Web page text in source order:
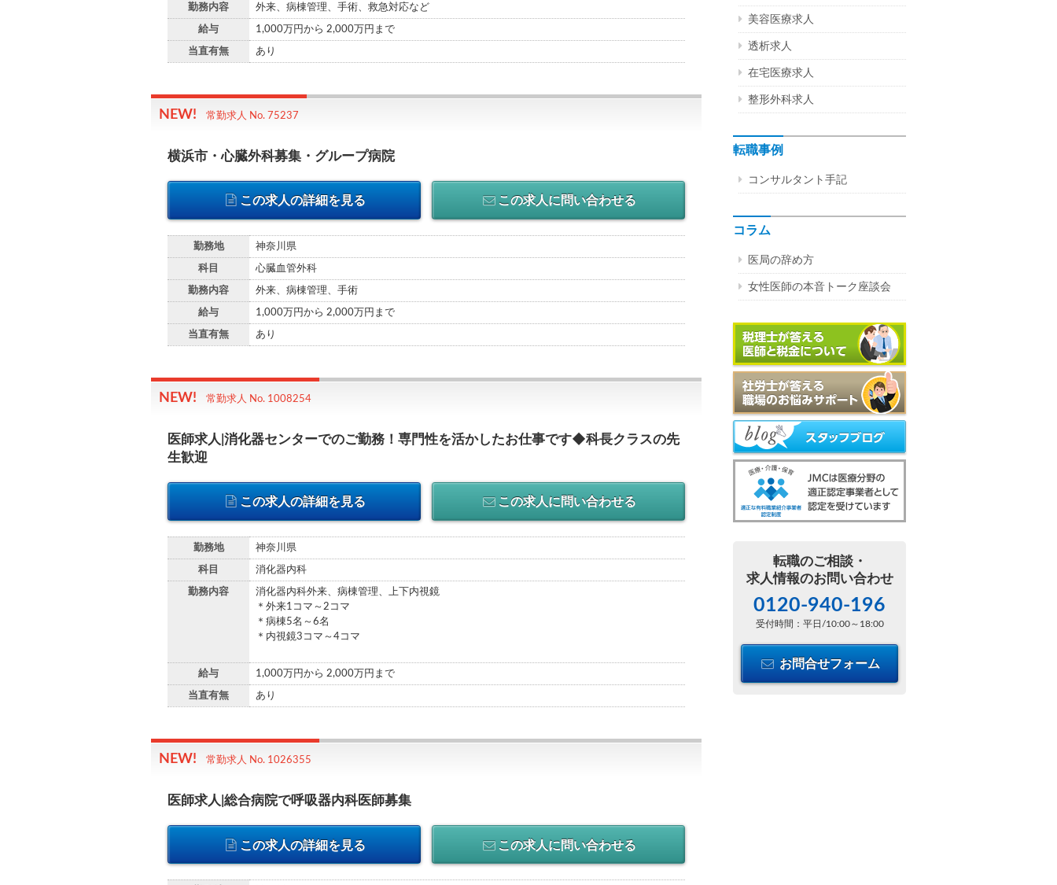
勤務内容 外来、病棟管理、手術、救急対応など
給与 1,000万円から 2,000万円まで
当直有無 あり
常勤求人 No. 75237
横浜市・心臓外科募集・グループ病院
この求人の詳細を見る この求人に問い合わせる
勤務地 神奈川県
科目 心臓血管外科
勤務内容 外来、病棟管理、手術
給与 1,000万円から 2,000万円まで
当直有無 あり
常勤求人 No. 1008254
医師求人|消化器センターでのご勤務！専門性を活かしたお仕事です◆科長クラスの先
生歓迎
この求人の詳細を見る この求人に問い合わせる
勤務地 神奈川県
科目 消化器内科
勤務内容
消化器内科外来、病棟管理、上下内視鏡
＊外来1コマ～2コマ
＊病棟5名～6名
＊内視鏡3コマ～4コマ
給与 1,000万円から 2,000万円まで
当直有無 あり
常勤求人 No. 1026355
医師求人|総合病院で呼吸器内科医師募集
この求人の詳細を見る この求人に問い合わせる
美容医療求人
透析求人
在宅医療求人
整形外科求人
転職事例
コンサルタント手記
コラム
医局の辞め方
女性医師の本音トーク座談会
転職のご相談・
求人情報のお問い合わせ
0120-940-196
受付時間：平日/10:00～18:00
お問合せフォーム